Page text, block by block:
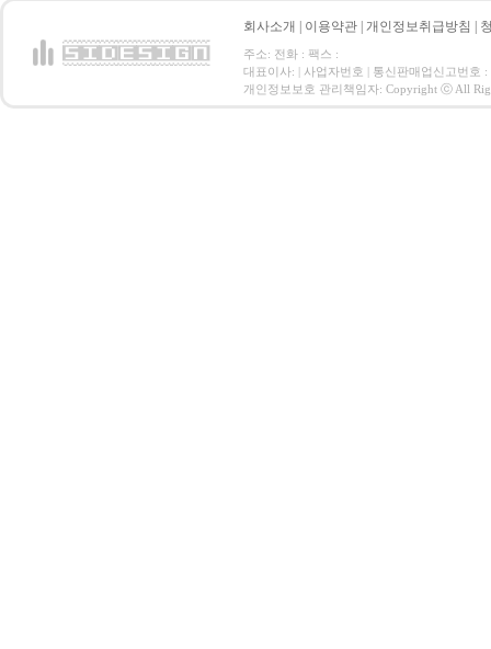
회사소개 이용약관 개인정보취급방침
주소: 전화 : 팩스 :
대표이사: | 사업자번호 | 통신판매업신고번호 :
개인정보보호 관리책임자: Copyright ⓒ All